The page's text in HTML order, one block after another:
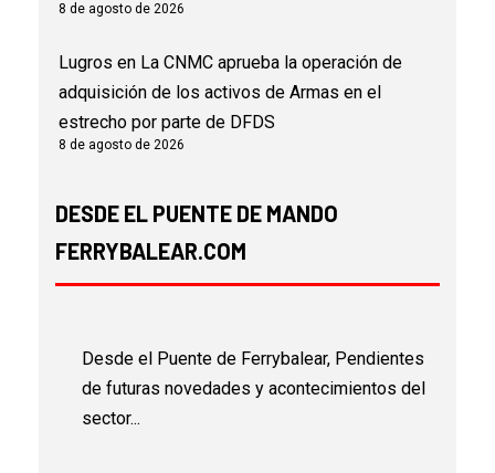
8 de agosto de 2026
Lugros en La CNMC aprueba la operación de
adquisición de los activos de Armas en el
estrecho por parte de DFDS
8 de agosto de 2026
DESDE EL PUENTE DE MANDO
FERRYBALEAR.COM
Desde el Puente de Ferrybalear, Pendientes
de futuras novedades y acontecimientos del
sector...